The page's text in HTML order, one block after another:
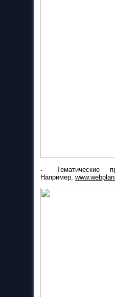
-
Тематические
Например,